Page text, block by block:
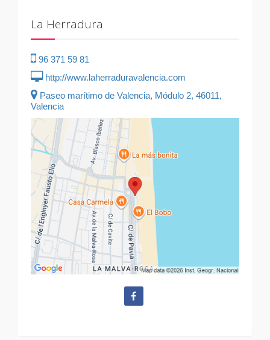
La Herradura
96 371 59 81
http://www.laherraduravalencia.com
Paseo marítimo de Valencia, Módulo 2, 46011,
Valencia